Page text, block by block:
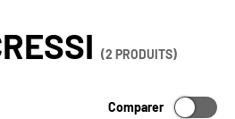
(2 PRODUITS)
Comparer